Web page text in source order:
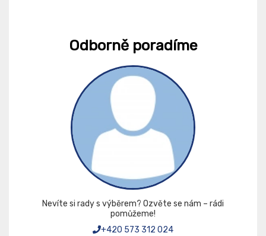
Odborně poradíme
Nevíte si rady s výběrem? Ozvěte se nám – rádi
pomůžeme!
+420 573 312 024